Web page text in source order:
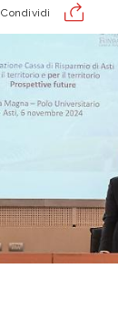
Condividi